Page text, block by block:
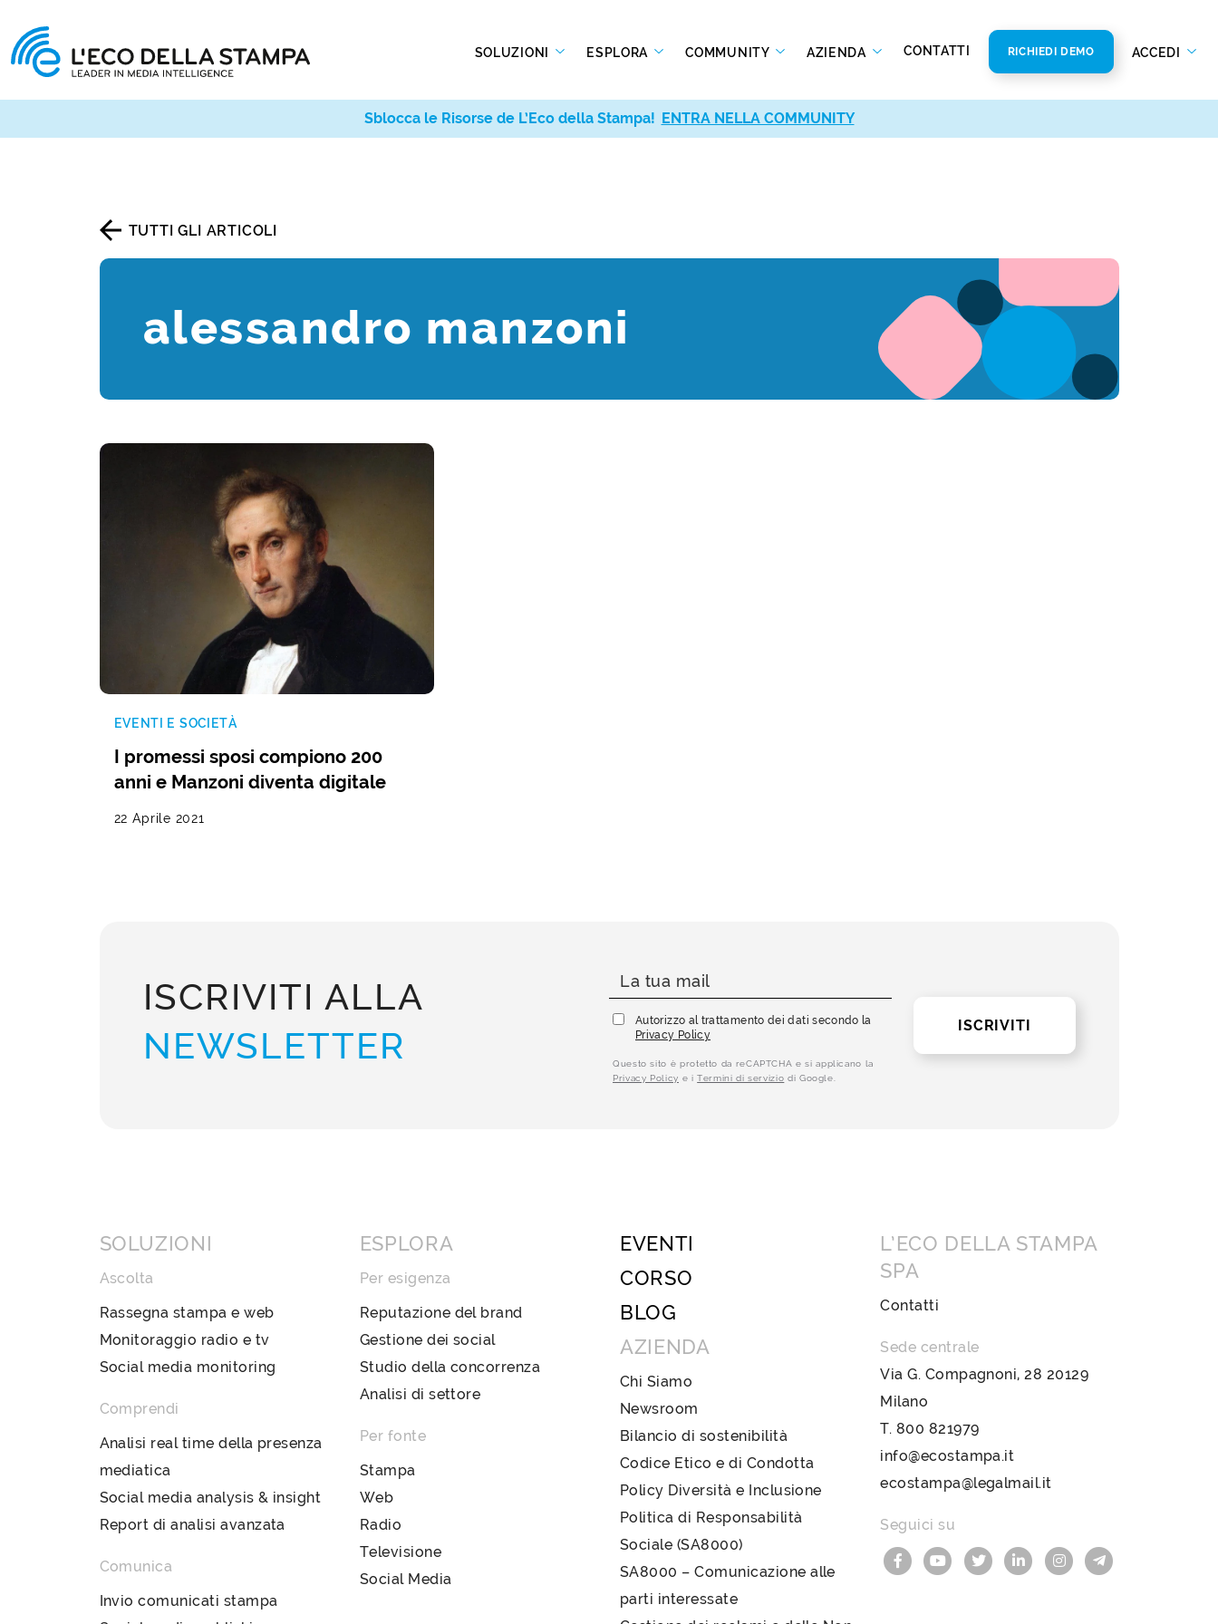
SOLUZIONI ESPLORA COMMUNITY AZIENDA CONTATTI RICHIEDI DEMO ACCEDI
TUTTI GLI ARTICOLI
alessandro manzoni
EVENTI E SOCIETÀ
I promessi sposi compiono 200
anni e Manzoni diventa digitale
22 Aprile 2021
ISCRIVITI ALLA
NEWSLETTER
Autorizzo al trattamento dei dati secondo la
Privacy Policy
Questo sito è protetto da reCAPTCHA e si applicano la
Privacy Policy e iTermini di servizio di Google.
ISCRIVITI
SOLUZIONI
Ascolta
Rassegna stampa e web
Monitoraggio radio e tv
Social media monitoring
Comprendi
Analisi real time della presenza
mediatica
Social media analysis & insight
Report di analisi avanzata
Comunica
Invio comunicati stampa
ESPLORA
Per esigenza
Reputazione del brand
Gestione dei social
Studio della concorrenza
Analisi di settore
Per fonte
Stampa
Web
Radio
Televisione
Social Media
EVENTI
CORSO
BLOG
AZIENDA
Chi Siamo
Newsroom
Bilancio di sostenibilità
Codice Etico e di Condotta
Policy Diversità e Inclusione
Politica di Responsabilità
Sociale (SA8000)
SA8000 – Comunicazione alle
parti interessate
L’ECO DELLA STAMPA
SPA
Contatti
Sede centrale
Via G. Compagnoni, 28 20129
Milano
T. 800 821979
info@ecostampa.it
ecostampa@legalmail.it
Seguici su
Sblocca le Risorse de L’Eco della Stampa! ENTRA NELLA COMMUNITY